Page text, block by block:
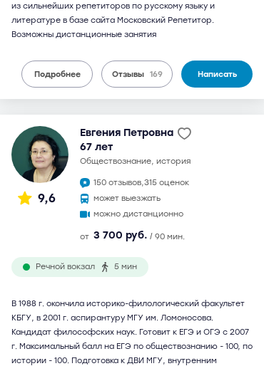
из сильнейших репетиторов по русскому языку и
литературе в базе сайта Московский Репетитор.
Возможны дистанционные занятия
Подробнее Отзывы 169 Написать
9,6
Евгения Петровна
67 лет
обществознание, история
150 отзывов,315 оценок
может выезжать
можно дистанционно
от 3 700 руб. / 90 мин.
Речной вокзал 5 мин
В 1988 г. окончила историко-филологический факультет
КБГУ, в 2001 г. аспирантуру МГУ им. Ломоносова.
Кандидат философских наук. Готовит к ЕГЭ и ОГЭ с 2007
г. Максимальный балл на ЕГЭ по обществознанию - 100, по
истории - 100. Подготовка к ДВИ МГУ, внутренним